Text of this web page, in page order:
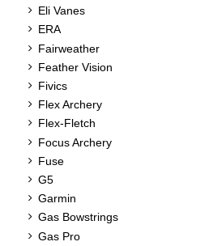
Eli Vanes
ERA
Fairweather
Feather Vision
Fivics
Flex Archery
Flex-Fletch
Focus Archery
Fuse
G5
Garmin
Gas Bowstrings
Gas Pro